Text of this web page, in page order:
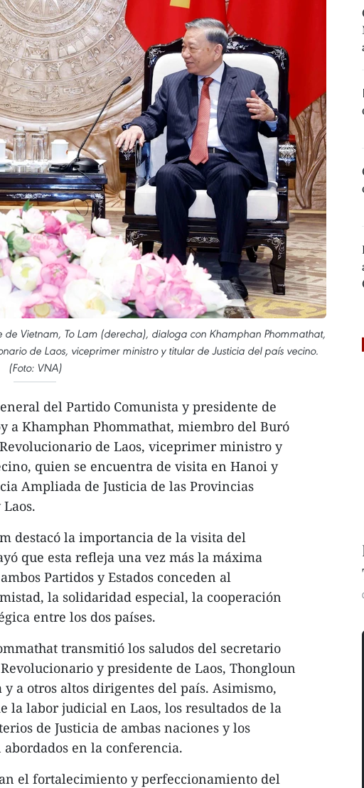
Vietnam, To Lam (derecha), dialoga con Khamphan Phommathat,
de Laos, viceprimer ministro y titular de Justicia del país vecino.
(Foto: VNA)
del Partido Comunista y presidente de
a Khamphan Phommathat, miembro del Buró
de Laos, viceprimer ministro y
quien se encuentra de visita en Hanoi y
Ampliada de Justicia de las Provincias
destacó la importancia de la visita del
que esta refleja una vez más la máxima
Partidos y Estados conceden al
la solidaridad especial, la cooperación
entre los dos países.
transmitió los saludos del secretario
y presidente de Laos, Thongloun
a otros altos dirigentes del país. Asimismo,
la labor judicial en Laos, los resultados de la
de Justicia de ambas naciones y los
en la conferencia.
el fortalecimiento y perfeccionamiento del